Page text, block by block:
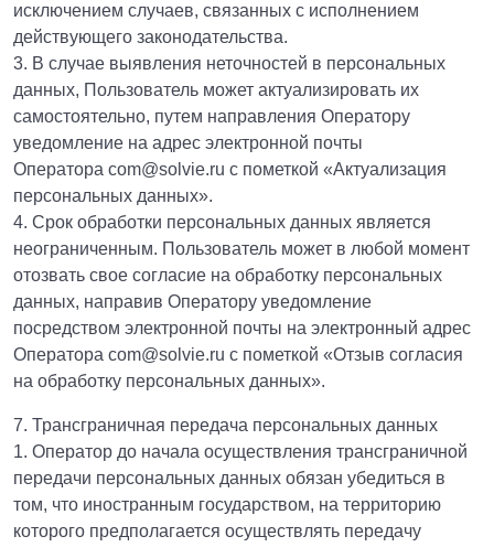
исключением случаев, связанных с исполнением
действующего законодательства.
3. В случае выявления неточностей в персональных
данных, Пользователь может актуализировать их
самостоятельно, путем направления Оператору
уведомление на адрес электронной почты
Оператора com@solvie.ru с пометкой «Актуализация
персональных данных».
4. Срок обработки персональных данных является
неограниченным. Пользователь может в любой момент
отозвать свое согласие на обработку персональных
данных, направив Оператору уведомление
посредством электронной почты на электронный адрес
Оператора com@solvie.ru с пометкой «Отзыв согласия
на обработку персональных данных».
7. Трансграничная передача персональных данных
1. Оператор до начала осуществления трансграничной
передачи персональных данных обязан убедиться в
том, что иностранным государством, на территорию
которого предполагается осуществлять передачу